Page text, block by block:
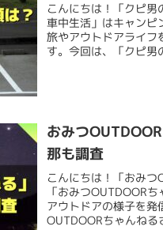
こんにちは！「クピ男
車中生活」はキャンピ
旅やアウトドアライフ
す。今回は、「クピ男
おみつ
那も調査
こんにちは！「おみつ
「おみつOUTDOOR
アウトドアの様子を
OUTDOORちゃんねる